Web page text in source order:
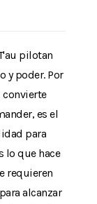
pilotan
y poder. Por
es el
para
lo que hace
requieren
alcanzar